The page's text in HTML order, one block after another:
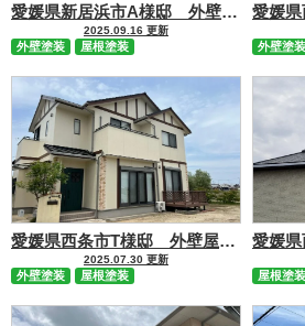
愛媛県新居浜市A様邸 外壁屋根塗装工事 施工事例
2025.09.16 更新
外壁塗装 屋根塗装 外壁塗装
愛媛県西条市T様邸 外壁屋根塗装工事 施工事例
2025.07.30 更新
外壁塗装 屋根塗装 屋根塗装